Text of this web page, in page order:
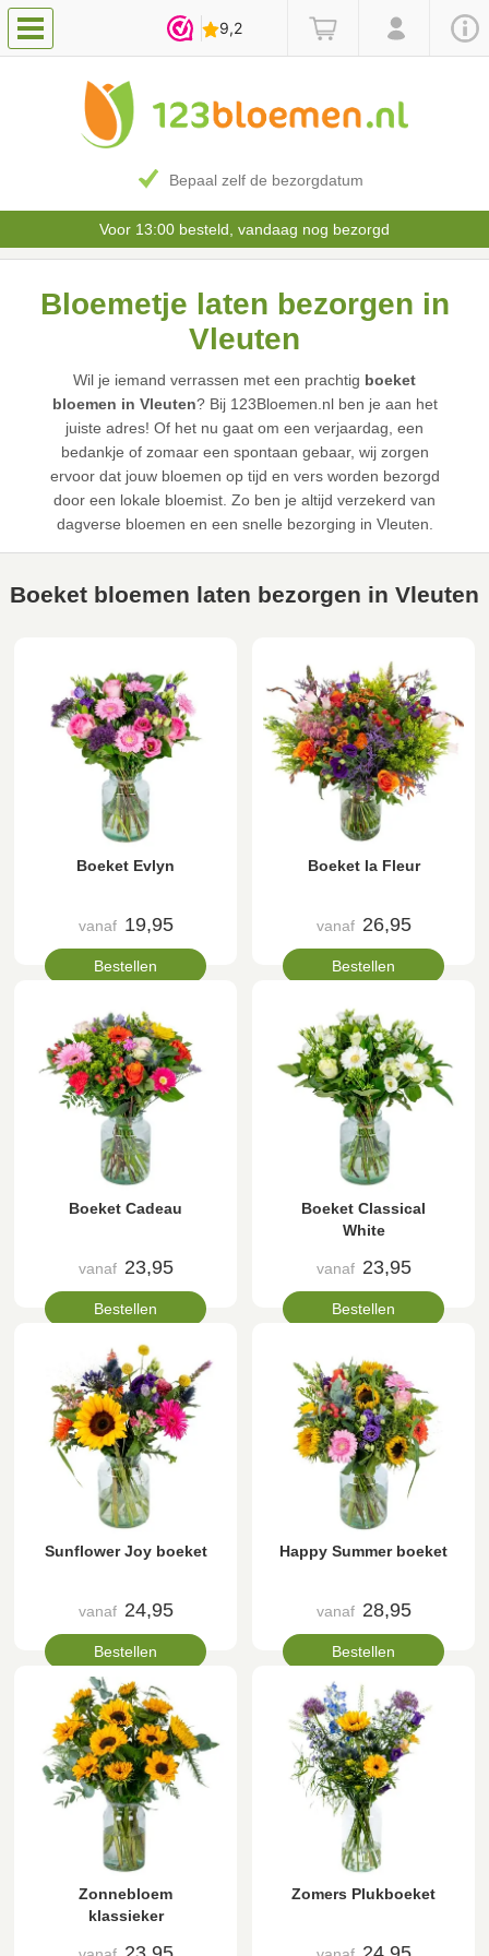
Bepaal zelf de bezorgdatum
Voor 13:00 besteld, vandaag nog bezorgd
Bloemetje laten bezorgen in
Vleuten
Wil je iemand verrassen met een prachtig boeket
bloemen in Vleuten? Bij 123Bloemen.nl ben je aan het
juiste adres! Of het nu gaat om een verjaardag, een
bedankje of zomaar een spontaan gebaar, wij zorgen
ervoor dat jouw bloemen op tijd en vers worden bezorgd
door een lokale bloemist. Zo ben je altijd verzekerd van
dagverse bloemen en een snelle bezorging in Vleuten.
Boeket bloemen laten bezorgen in Vleuten
Boeket Evlyn
vanaf 19,95
Bestellen
Boeket la Fleur
vanaf 26,95
Bestellen
Boeket Cadeau
vanaf 23,95
Bestellen
Boeket Classical
White
vanaf 23,95
Bestellen
Sunflower Joy boeket
vanaf 24,95
Bestellen
Happy Summer boeket
vanaf 28,95
Bestellen
Zonnebloem
klassieker
Zomers Plukboeket